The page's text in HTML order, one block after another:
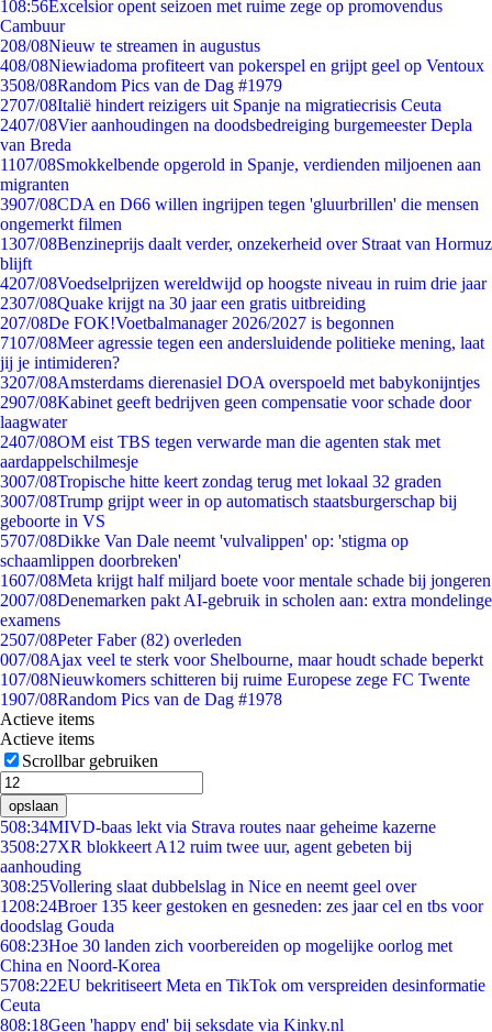
108:56Excelsior opent seizoen met ruime zege op promovendus
Cambuur
208/08Nieuw te streamen in augustus
408/08Niewiadoma profiteert van pokerspel en grijpt geel op Ventoux
3508/08Random Pics van de Dag #1979
2707/08Italië hindert reizigers uit Spanje na migratiecrisis Ceuta
2407/08Vier aanhoudingen na doodsbedreiging burgemeester Depla
van Breda
1107/08Smokkelbende opgerold in Spanje, verdienden miljoenen aan
migranten
3907/08CDA en D66 willen ingrijpen tegen 'gluurbrillen' die mensen
ongemerkt filmen
1307/08Benzineprijs daalt verder, onzekerheid over Straat van Hormuz
blijft
4207/08Voedselprijzen wereldwijd op hoogste niveau in ruim drie jaar
2307/08Quake krijgt na 30 jaar een gratis uitbreiding
207/08De FOK!Voetbalmanager 2026/2027 is begonnen
7107/08Meer agressie tegen een andersluidende politieke mening, laat
jij je intimideren?
3207/08Amsterdams dierenasiel DOA overspoeld met babykonijntjes
2907/08Kabinet geeft bedrijven geen compensatie voor schade door
laagwater
2407/08OM eist TBS tegen verwarde man die agenten stak met
aardappelschilmesje
3007/08Tropische hitte keert zondag terug met lokaal 32 graden
3007/08Trump grijpt weer in op automatisch staatsburgerschap bij
geboorte in VS
5707/08Dikke Van Dale neemt 'vulvalippen' op: 'stigma op
schaamlippen doorbreken'
1607/08Meta krijgt half miljard boete voor mentale schade bij jongeren
2007/08Denemarken pakt AI-gebruik in scholen aan: extra mondelinge
examens
2507/08Peter Faber (82) overleden
007/08Ajax veel te sterk voor Shelbourne, maar houdt schade beperkt
107/08Nieuwkomers schitteren bij ruime Europese zege FC Twente
1907/08Random Pics van de Dag #1978
Actieve items
Actieve items
Scrollbar gebruiken
opslaan
508:34MIVD-baas lekt via Strava routes naar geheime kazerne
3508:27XR blokkeert A12 ruim twee uur, agent gebeten bij
aanhouding
308:25Vollering slaat dubbelslag in Nice en neemt geel over
1208:24Broer 135 keer gestoken en gesneden: zes jaar cel en tbs voor
doodslag Gouda
608:23Hoe 30 landen zich voorbereiden op mogelijke oorlog met
China en Noord-Korea
5708:22EU bekritiseert Meta en TikTok om verspreiden desinformatie
Ceuta
808:18Geen 'happy end' bij seksdate via Kinky.nl